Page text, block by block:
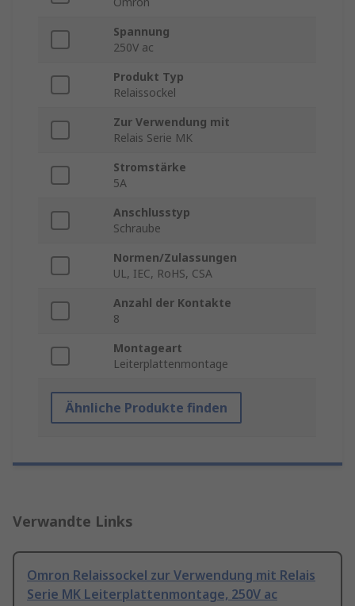
Spannung
250V ac
Produkt Typ
Relaissockel
Zur Verwendung mit
Relais Serie MK
Stromstärke
5A
Anschlusstyp
Schraube
Normen/Zulassungen
UL, IEC, RoHS, CSA
Anzahl der Kontakte
8
Montageart
Leiterplattenmontage
Ähnliche Produkte finden
Verwandte Links
Omron Relaissockel zur Verwendung mit Relais
Serie MK Leiterplattenmontage, 250V ac